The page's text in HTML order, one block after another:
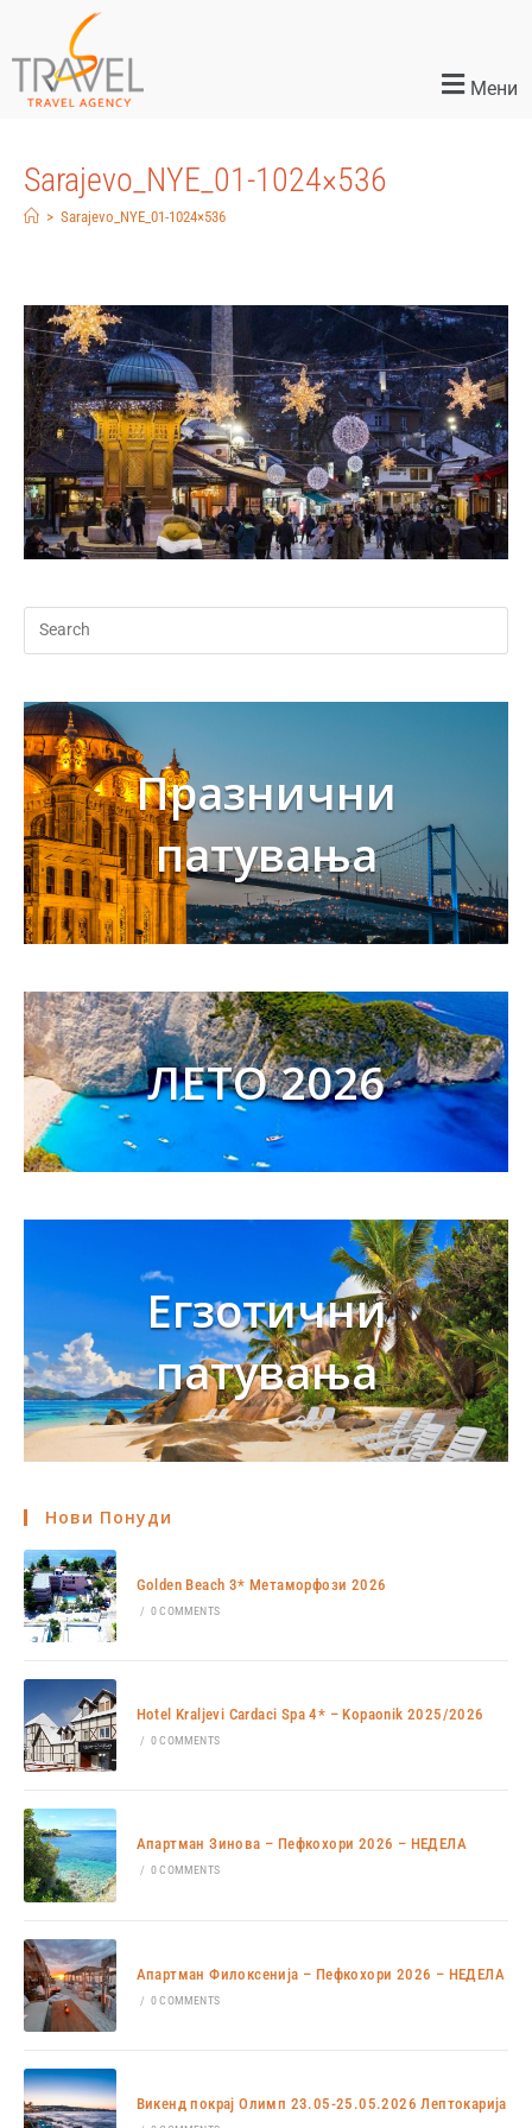
Мени
Sarajevo_NYE_01-1024×536
> Sarajevo_NYE_01-1024×536
Празнични
патувања
ЛЕТО 2026
Егзотични
патувања
Нови Понуди
Golden Beach 3* Метаморфози 2026
/ 0 COMMENTS
Hotel Kraljevi Cardaci Spa 4* – Kopaonik 2025/2026
/ 0 COMMENTS
Апартман Зинова – Пефкохори 2026 – НЕДЕЛА
/ 0 COMMENTS
Апартман Филоксенија – Пефкохори 2026 – НЕДЕЛА
/ 0 COMMENTS
Викенд покрај Олимп 23.05-25.05.2026 Лептокарија